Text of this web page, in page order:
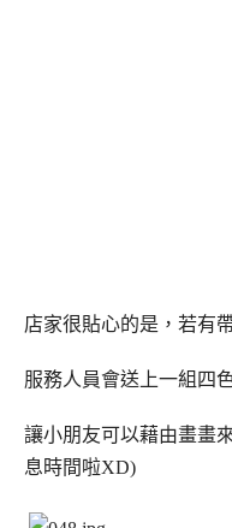
店家很貼心的是，若有
服務人員會送上一組四
讓小朋友可以藉由畫畫
息時間啦XD)